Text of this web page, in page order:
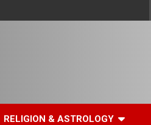
RELIGION & ASTROLOGY